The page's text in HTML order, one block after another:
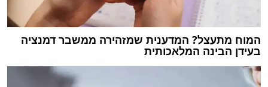
המוח מתעצל? המדענית שמזהירה ממשבר דמנציה
בעידן הבינה המלאכותית